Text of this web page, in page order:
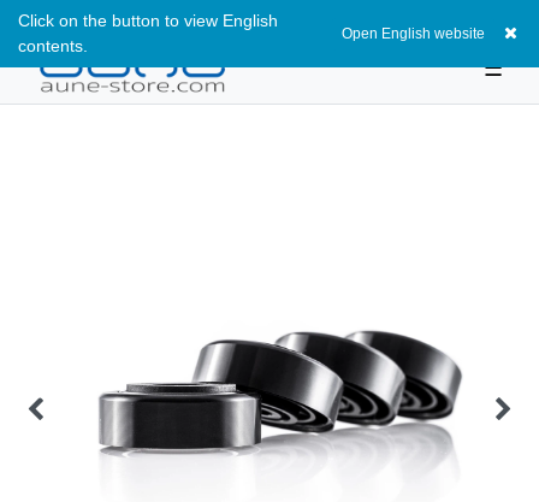
☰
Click on the button to view English
contents.
Open English website